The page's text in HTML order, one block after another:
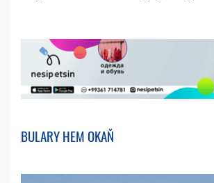
BULARY HEM OKAŇ